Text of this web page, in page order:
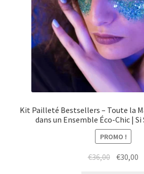
Kit Pailleté Bestsellers – Toute la
dans un Ensemble Éco-Chic |
PROMO !
€36,00 Le
€30,00